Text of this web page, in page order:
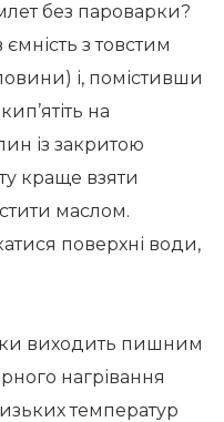
без пароварки?
з товстим
і, помістивши
на
із закритою
краще взяти
маслом.
поверхні води,
виходить пишним
нагрівання
температур